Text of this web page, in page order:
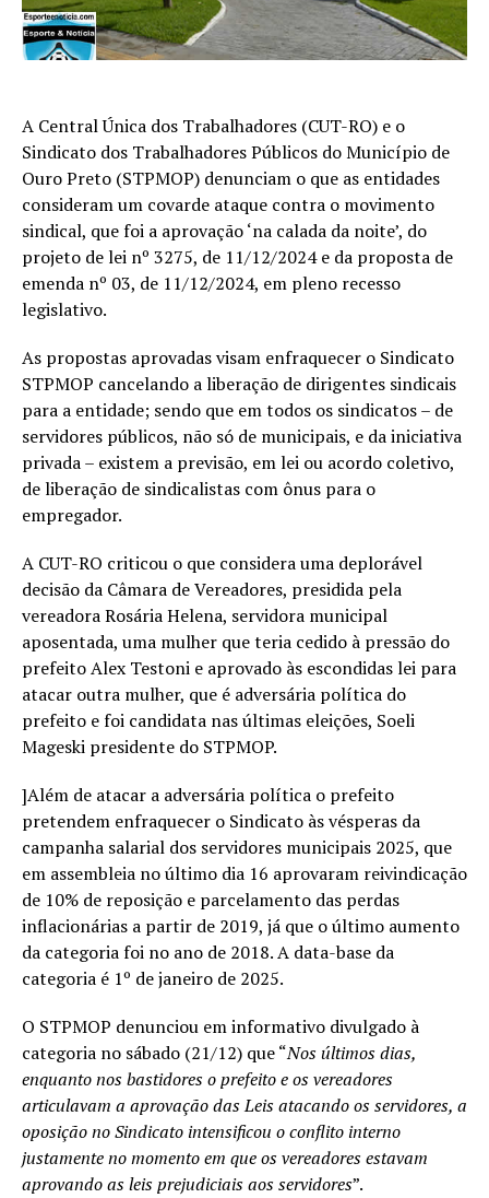
A Central Única dos Trabalhadores (CUT-RO) e o
Sindicato dos Trabalhadores Públicos do Município de
Ouro Preto (STPMOP) denunciam o que as entidades
consideram um covarde ataque contra o movimento
sindical, que foi a aprovação ‘na calada da noite’, do
projeto de lei nº 3275, de 11/12/2024 e da proposta de
emenda nº 03, de 11/12/2024, em pleno recesso
legislativo.
As propostas aprovadas visam enfraquecer o Sindicato
STPMOP cancelando a liberação de dirigentes sindicais
para a entidade; sendo que em todos os sindicatos – de
servidores públicos, não só de municipais, e da iniciativa
privada – existem a previsão, em lei ou acordo coletivo,
de liberação de sindicalistas com ônus para o
empregador.
A CUT-RO criticou o que considera uma deplorável
decisão da Câmara de Vereadores, presidida pela
vereadora Rosária Helena, servidora municipal
aposentada, uma mulher que teria cedido à pressão do
prefeito Alex Testoni e aprovado às escondidas lei para
atacar outra mulher, que é adversária política do
prefeito e foi candidata nas últimas eleições, Soeli
Mageski presidente do STPMOP.
]Além de atacar a adversária política o prefeito
pretendem enfraquecer o Sindicato às vésperas da
campanha salarial dos servidores municipais 2025, que
em assembleia no último dia 16 aprovaram reivindicação
de 10% de reposição e parcelamento das perdas
inflacionárias a partir de 2019, já que o último aumento
da categoria foi no ano de 2018. A data-base da
categoria é 1º de janeiro de 2025.
O STPMOP denunciou em informativo divulgado à
categoria no sábado (21/12) que “Nos últimos dias,
enquanto nos bastidores o prefeito e os vereadores
articulavam a aprovação das Leis atacando os servidores, a
oposição no Sindicato intensificou o conflito interno
justamente no momento em que os vereadores estavam
aprovando as leis prejudiciais aos servidores”.